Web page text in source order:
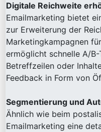
Digitale Reichweite
Emailmarketing bietet
zur Erweiterung der
Marketingkampagnen
ermöglicht schnelle A/
Betreffzeilen oder
Feedback in Form von
Segmentierung und
Ähnlich wie beim
Emailmarketing eine